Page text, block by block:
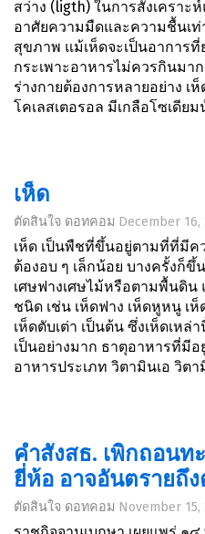
สว่าง (ligth) ในการสังเคราะ
อาศัยความมืดและความชื้นเท่
สุขภาพ แม้เห็ดจะเป็นอาการที่
กระเพาะอาหารไม่ควรกินมา
ร่างกายต้องการหลายอย่าง
โคเลสเตอรอล มีเกลือโซเดีย
​​เห็ด
ตัดสินใจ ดอทคอม December 16,
เห็ด เป็นพืชที่ขึ้นอยู่ตามที่ที่มีค
ต้องอบ ๆ เล็กน้อย บางครั้งก็
เศษฟางเศษไม้หรือตามพื้นดิ
ชนิด เช่น เห็ดฟาง เห็ดหูหนู เ
เห็ดตับเต่า เป็นต้น ซึ่งเห็ดเห
เป็นอย่างมาก ธาตุอาหารที่มี
อาหารประเภท วิตามินเอ วิตา
คําสั่งสธ. เพิกถอนท
ยี่ห้อ อาจอันตรายถึง
ตัดสินใจ ดอทคอม November 15,